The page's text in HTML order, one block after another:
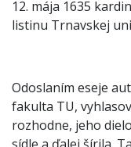
12. mája 1635
listinu Trnavskej
Odoslaním eseje
fakulta TU,
rozhodne, jeho